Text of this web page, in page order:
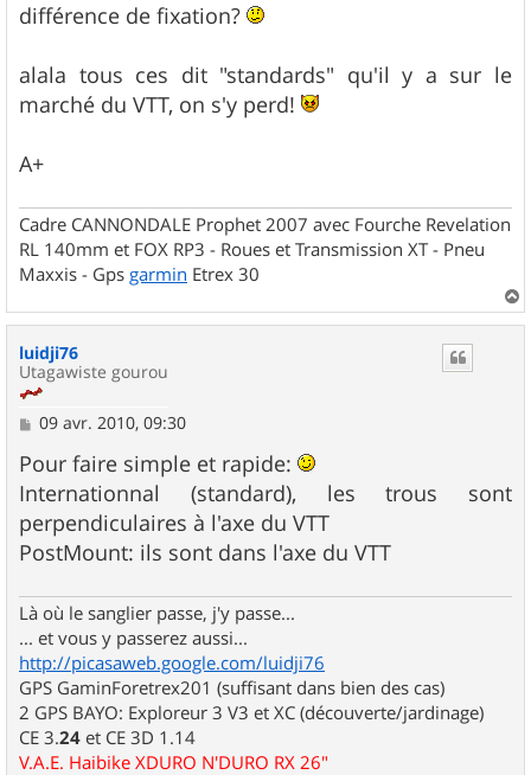
différence de fixation?
alala tous ces dit "standards" qu'il y a sur le
marché du VTT, on s'y perd!
A+
Cadre CANNONDALE Prophet 2007 avec Fourche Revelation
RL 140mm et FOX RP3 - Roues et Transmission XT - Pneu
Maxxis - Gps garmin Etrex 30
a
luidji76
Utagawiste gourou
M
s
s
a
g
e
09 avr. 2010, 09:30
Pour faire simple et rapide:
Internationnal (standard), les trous sont
perpendiculaires à l'axe du VTT
PostMount: ils sont dans l'axe du VTT
Là où le sanglier passe, j'y passe...
... et vous y passerez aussi...
http://picasaweb.google.com/luidji76
GPS GaminForetrex201 (suffisant dans bien des cas)
2 GPS BAYO: Exploreur 3 V3 et XC (découverte/jardinage)
CE 3.24 et CE 3D 1.14
V.A.E. Haibike XDURO N'DURO RX 26"